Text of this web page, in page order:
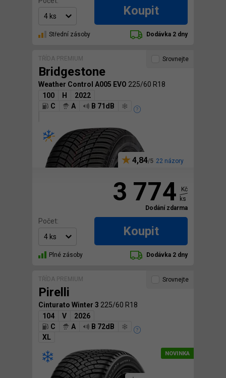
Koupit
Střední zásoby Dodávka 2 dny
TŘÍDA PREMIUM
Bridgestone
Weather Control A005 EVO 225/60 R18
100
H
2022
C
A B 71dB
4,84 22 názory
Srovnejte
3 774
Kč
ks
Dodání zdarma
Počet:
Koupit
Plné zásoby Dodávka 2 dny
TŘÍDA PREMIUM
Pirelli
Cinturato Winter 3 225/60 R18
104
V
2026
C
A
B 72dB
XL
Srovnejte